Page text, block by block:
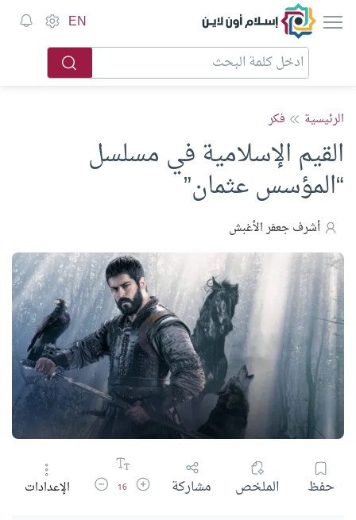
إسلام أون لاين EN
الرئيسية فكر
القيم الإسلامية في مسلسل
“المؤسس عثمان”
أشرف جعفر الأغبش
حفظ الملخص مشاركة زيادة حجم الخط
16 تقليل حجم الخط
الإعدادات